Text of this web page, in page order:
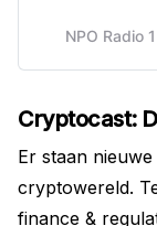
NPO Radio 1
Cryptocast:
Er staan
cryptowereld.
finance &